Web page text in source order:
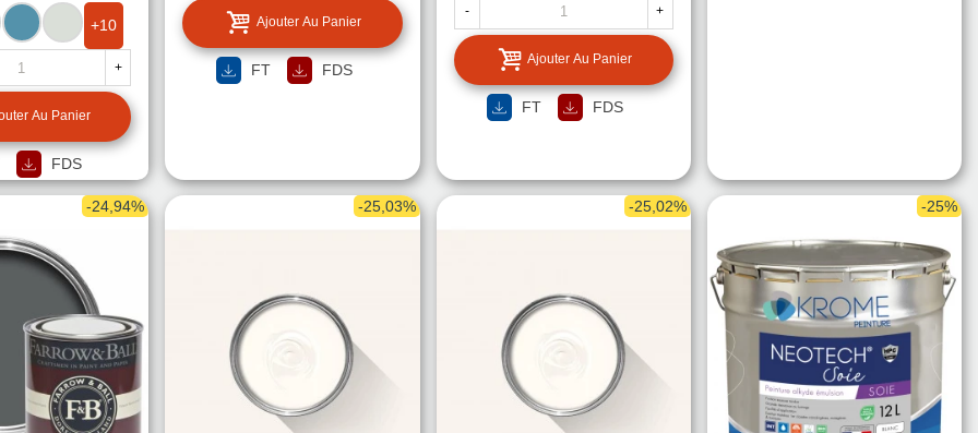
CANARDCARRARE
+10
+
Au Panier
FDS
Ajouter Au Panier
FT FDS
TEINTE
- +
Ajouter Au Panier
FT FDS
-24,94% -25,03% -25,02% -25%